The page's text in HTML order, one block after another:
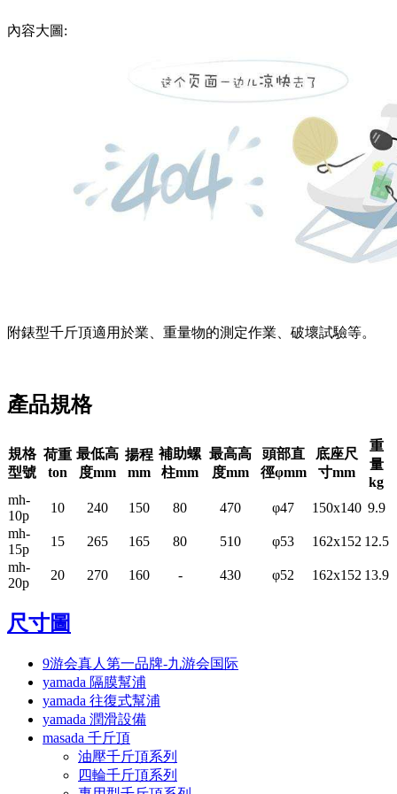
內容大圖:
附錶型千斤頂適用於業、重量物的測定作業、破壞試驗等。
產品規格
規格
型號
荷重
ton
最低高
度mm
揚程
mm
補助螺
柱mm
最高高
度mm
頭部直
徑φmm
底座尺
寸mm
重
量
kg
mh-
10p
10 240 150 80 470 φ47 150x140 9.9
mh-
15p
15 265 165 80 510 φ53 162x152 12.5
mh-
20p
20 270 160 - 430 φ52 162x152 13.9
尺寸圖
9游会真人第一品牌-九游会国际
yamada 隔膜幫浦
yamada 往復式幫浦
yamada 潤滑設備
masada 千斤頂
油壓千斤頂系列
四輪千斤頂系列